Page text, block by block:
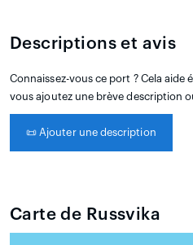
Descriptions et avis
Connaissez-vous ce port ? Cela aide
vous ajoutez une brève description
📜 Ajouter une description
Carte de Russvika